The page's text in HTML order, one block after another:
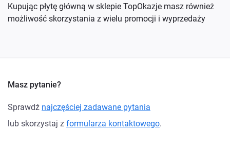
Kupując płytę główną w sklepie TopOkazje masz również
możliwość skorzystania z wielu promocji i wyprzedaży
Masz pytanie?
Sprawdź najczęściej zadawane pytania
lub skorzystaj z formularza kontaktowego.